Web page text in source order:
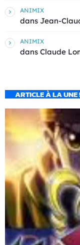
ANIMIX
dans Jean-
ANIMIX
dans Claude
ARTICLE À LA UNE